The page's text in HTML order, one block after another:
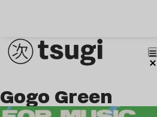
Gogo Green